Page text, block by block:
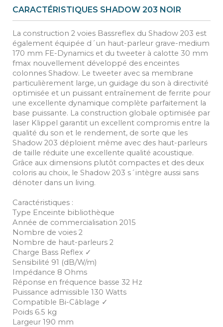
CARACTÉRISTIQUES SHADOW 203 NOIR
La construction 2 voies Bassreflex du Shadow 203 est
également équipée d´un haut-parleur grave-medium
170 mm FE-Dynamics et du tweeter à calotte 30 mm
fmax nouvellement développé des enceintes
colonnes Shadow. Le tweeter avec sa membrane
particulièrement large, un guidage du son à directivité
optimisée et un puissant entraînement de ferrite pour
une excellente dynamique complète parfaitement la
base puissante. La construction globale optimisée par
laser Klippel garantit un excellent compromis entre la
qualité du son et le rendement, de sorte que les
Shadow 203 déploient même avec des haut-parleurs
de taille réduite une excellente qualité acoustique.
Grâce aux dimensions plutôt compactes et des deux
coloris au choix, le Shadow 203 s´intègre aussi sans
dénoter dans un living.
Caractéristiques :
Type Enceinte bibliothèque
Année de commercialisation 2015
Nombre de voies 2
Nombre de haut-parleurs 2
Charge Bass Reflex ✓
Sensibilité 91 (dB/W/m)
Impédance 8 Ohms
Réponse en fréquence basse 32 Hz
Puissance admissible 130 Watts
Compatible Bi-Câblage ✓
Poids 6.5 kg
Largeur 190 mm